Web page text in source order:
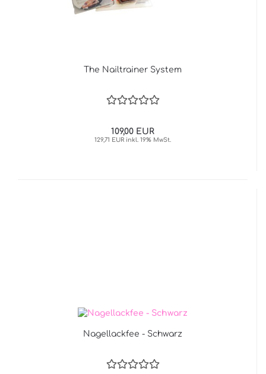
The Nailtrainer System
109,00 EUR
129,71 EUR inkl. 19% MwSt.
Nagellackfee - Schwarz